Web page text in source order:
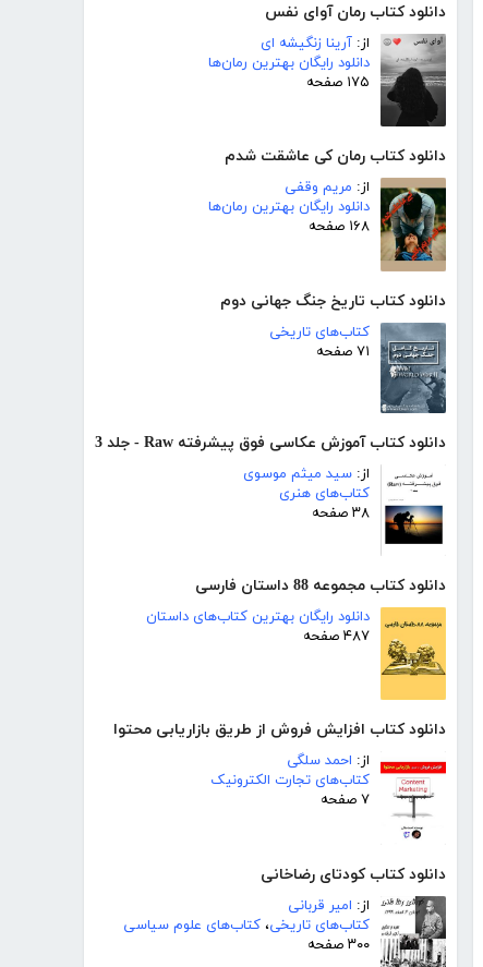
دانلود کتاب رمان آوای نفس
از: آرینا زنگیشه ای
دانلود رایگان بهترین رمان‌ها
۱۷۵ صفحه
دانلود کتاب رمان کی عاشقت شدم
از: مریم وقفی
دانلود رایگان بهترین رمان‌ها
۱۶۸ صفحه
دانلود کتاب تاریخ جنگ جهانی دوم
کتاب‌های تاریخی
۷۱ صفحه
دانلود کتاب آموزش عکاسی فوق پیشرفته Raw - جلد 3
از: سید میثم موسوی
کتاب‌های هنری
۳۸ صفحه
دانلود کتاب مجموعه 88 داستان فارسی
دانلود رایگان بهترین کتاب‌های داستان
۴۸۷ صفحه
دانلود کتاب افزایش فروش از طریق بازاریابی محتوا
از: احمد سلگی
کتاب‌های تجارت الکترونیک
۷ صفحه
دانلود کتاب کودتای رضاخانی
از: امیر قربانی
کتاب‌های تاریخی، کتاب‌های علوم سیاسی
۳۰۰ صفحه